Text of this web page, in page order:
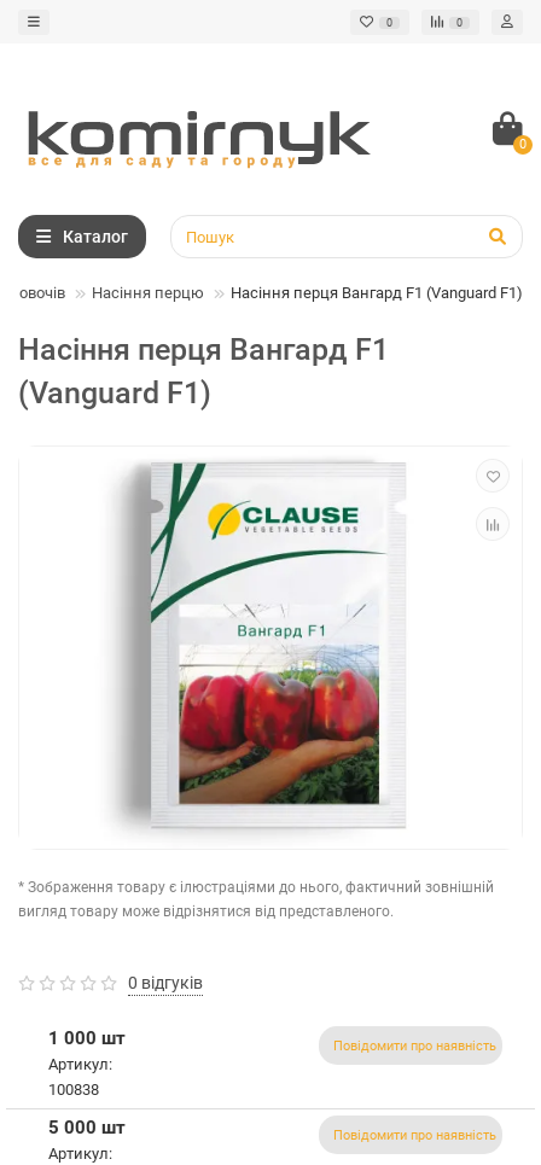
0 0
0
Каталог
овочів Насіння перцю Насіння перця Вангард F1 (Vanguard F1)
Насіння перця Вангард F1
(Vanguard F1)
* Зображення товару є ілюстраціями до нього, фактичний зовнішній
вигляд товару може відрізнятися від представленого.
0 відгуків
1 000 шт
Артикул:
100838
Повідомити про наявність
5 000 шт
Артикул:
Повідомити про наявність